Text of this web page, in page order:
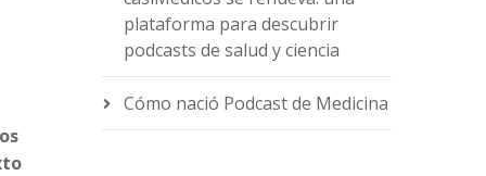
plataforma para descubrir
podcasts de salud y ciencia
Cómo nació Podcast de Medicina